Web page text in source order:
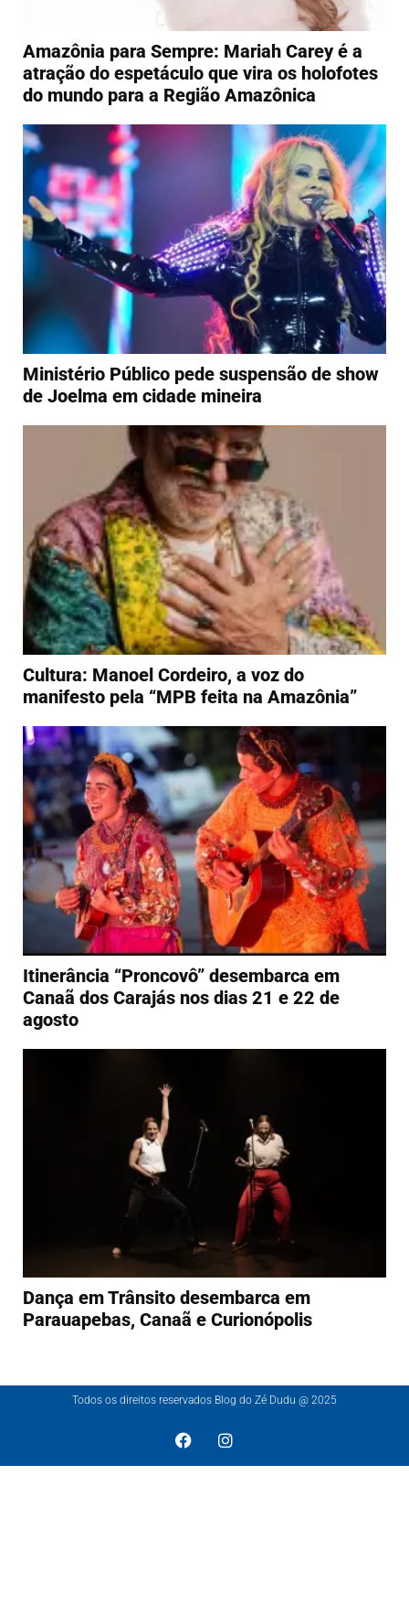
Amazônia para Sempre: Mariah Carey é a
atração do espetáculo que vira os holofotes
do mundo para a Região Amazônica
Ministério Público pede suspensão de show
de Joelma em cidade mineira
Cultura: Manoel Cordeiro, a voz do
manifesto pela “MPB feita na Amazônia”
Itinerância “Proncovô” desembarca em
Canaã dos Carajás nos dias 21 e 22 de
agosto
Dança em Trânsito desembarca em
Parauapebas, Canaã e Curionópolis
Todos os direitos reservados Blog do Zé Dudu @ 2025